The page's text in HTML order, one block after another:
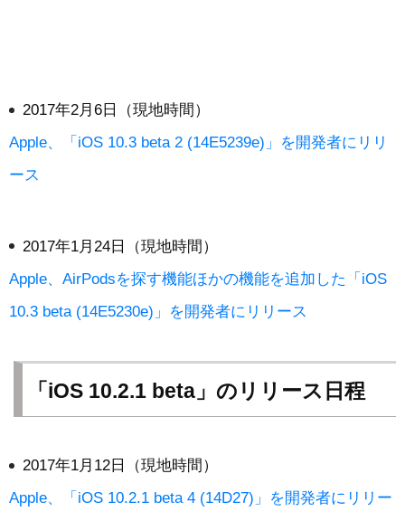
2017年2月6日（現地時間）
Apple、「iOS 10.3 beta 2 (14E5239e)」を開発者にリリ
ース
2017年1月24日（現地時間）
Apple、AirPodsを探す機能ほかの機能を追加した「iOS
10.3 beta (14E5230e)」を開発者にリリース
「iOS 10.2.1 beta」のリリース日程
2017年1月12日（現地時間）
Apple、「iOS 10.2.1 beta 4 (14D27)」を開発者にリリー